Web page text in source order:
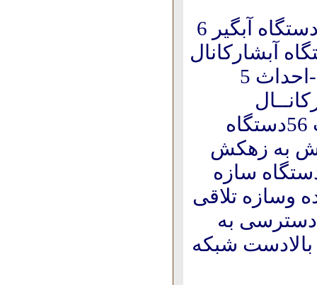
4 - زهكش انحرافی 14 کیلومتر 5 -احداث 113 دستگاه آبگیر 6
آببندبتنی 7 - احداث 23 دستگاه آبشارکانال
8 -احداث 20دستگاه سرریزجانبی با هرزآبرو 9 -احداث 5
11 - احداث 16 دستگاه زیرگذرجاده 12 - احداث 56دستگاه
تخلیه زهکش به زهکش
6دستگاه تعدیل کننده 15 -احداث8 دستگاه سازه
عابرپیاده وسازه تلاقی
- آسفالت راه دسترسی به
اراضی بالادست شبکه